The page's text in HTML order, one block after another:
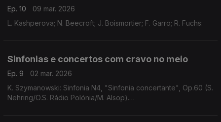
Ep. 10
09 mar. 2026
L. Kashperova; N. Beecroft; J. Boismortier; F. Garro; R. Fuchs:
Sinfonias e concertos com cravo no meio
Ep. 9
02 mar. 2026
K. Szymanowski: Sinfonia N4, "Sinfonia concertante", Op.60 (S.
Nehring/O.S. Rádio Polónia/M. Alsop).